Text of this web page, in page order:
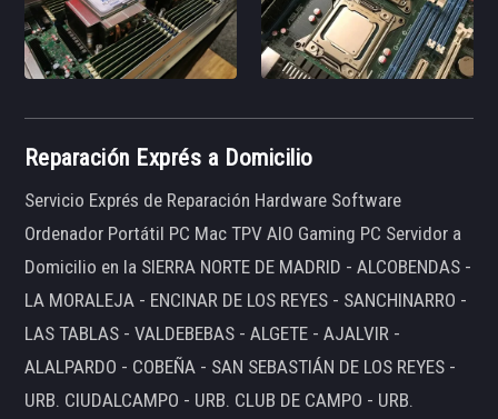
Reparación Exprés a Domicilio
Servicio Exprés de Reparación Hardware Software
Ordenador Portátil PC Mac TPV AIO Gaming PC Servidor a
Domicilio en la SIERRA NORTE DE MADRID - ALCOBENDAS -
LA MORALEJA - ENCINAR DE LOS REYES - SANCHINARRO -
LAS TABLAS - VALDEBEBAS - ALGETE - AJALVIR -
ALALPARDO - COBEÑA - SAN SEBASTIÁN DE LOS REYES -
URB. CIUDALCAMPO - URB. CLUB DE CAMPO - URB.